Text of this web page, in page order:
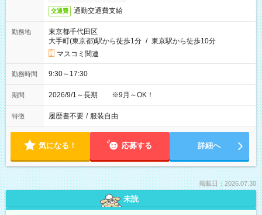
交通費 通勤交通費支給
勤務地
東京都千代田区
大手町(東京都)駅から徒歩1分 / 東京駅から徒歩10分
マスコミ関連
勤務時間 9:30～17:30
期間 2026/9/1～長期 ※9月～OK！
特徴 履歴書不要 / 服装自由
気になる！ 応募する 詳細へ
掲載日：2026.07.30
未読